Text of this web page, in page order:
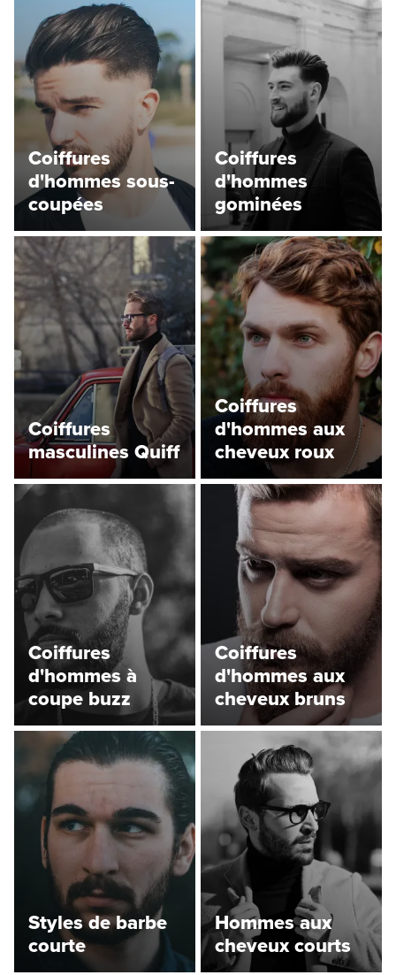
Coiffures
d'hommes sous-
coupées
Coiffures
d'hommes
gominées
Coiffures
masculines Quiff
Coiffures
d'hommes aux
cheveux roux
Coiffures
d'hommes à
coupe buzz
Coiffures
d'hommes aux
cheveux bruns
Styles de barbe
courte
Hommes aux
cheveux courts